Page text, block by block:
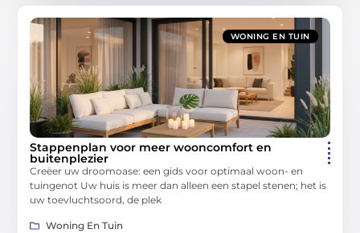
WONING EN TUIN
Stappenplan voor meer wooncomfort en
buitenplezier
Creëer uw droomoase: een gids voor optimaal woon- en
tuingenot Uw huis is meer dan alleen een stapel stenen; het is
uw toevluchtsoord, de plek
Woning En Tuin